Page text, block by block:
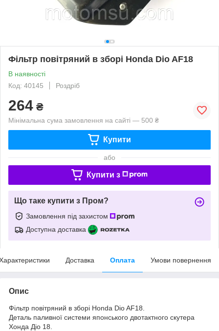
Фільтр повітряний в зборі Honda Dio AF18
В наявності
Код: 40145
Роздріб
264 ₴
Мінімальна сума замовлення на сайті — 500 ₴
Купити
або
Купити з
Що таке купити з Пром?
Замовлення під захистом
Доступна доставка
Доставка Оплата Умови повернення
Опис
Фільтр повітряний в зборі Honda Dio AF18.
Деталь паливної системи японського двотактного скутера
Хонда Діо 18.